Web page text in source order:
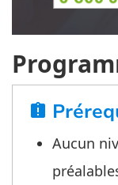
assignment_late
Aucun